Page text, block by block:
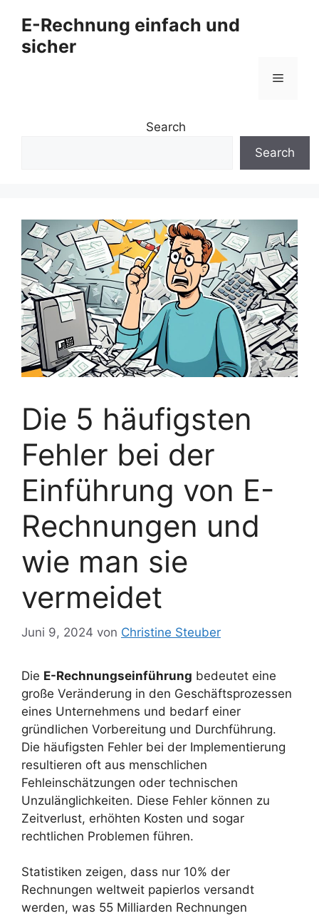
Inhalt
springen
E-Rechnung einfach und
sicher
Menü
Search
Search
Die 5 häufigsten
Fehler bei der
Einführung von E-
Rechnungen und
wie man sie
vermeidet
Juni 9, 2024 von Christine Steuber
Die E-Rechnungseinführung bedeutet eine
große Veränderung in den Geschäftsprozessen
eines Unternehmens und bedarf einer
gründlichen Vorbereitung und Durchführung.
Die häufigsten Fehler bei der Implementierung
resultieren oft aus menschlichen
Fehleinschätzungen oder technischen
Unzulänglichkeiten. Diese Fehler können zu
Zeitverlust, erhöhten Kosten und sogar
rechtlichen Problemen führen.
Statistiken zeigen, dass nur 10% der
Rechnungen weltweit papierlos versandt
werden, was 55 Milliarden Rechnungen